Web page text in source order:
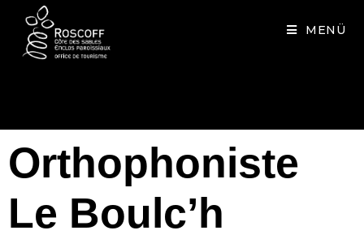
MENÜ
Orthophoniste
Le Boulc’h
Cookies management panel